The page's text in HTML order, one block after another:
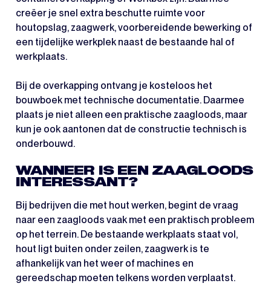
creëer je snel extra beschutte ruimte voor
houtopslag, zaagwerk, voorbereidende bewerking of
een tijdelijke werkplek naast de bestaande hal of
werkplaats.
Bij de overkapping ontvang je kosteloos het
bouwboek met technische documentatie. Daarmee
plaats je niet alleen een praktische zaagloods, maar
kun je ook aantonen dat de constructie technisch is
onderbouwd.
WANNEER IS EEN ZAAGLOODS
INTERESSANT?
Bij bedrijven die met hout werken, begint de vraag
naar een zaagloods vaak met een praktisch probleem
op het terrein. De bestaande werkplaats staat vol,
hout ligt buiten onder zeilen, zaagwerk is te
afhankelijk van het weer of machines en
gereedschap moeten telkens worden verplaatst.